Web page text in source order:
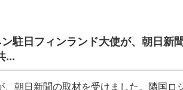
駐日フィンランド大使が、朝日新
...
朝日新聞の取材を受けました。隣国ロ